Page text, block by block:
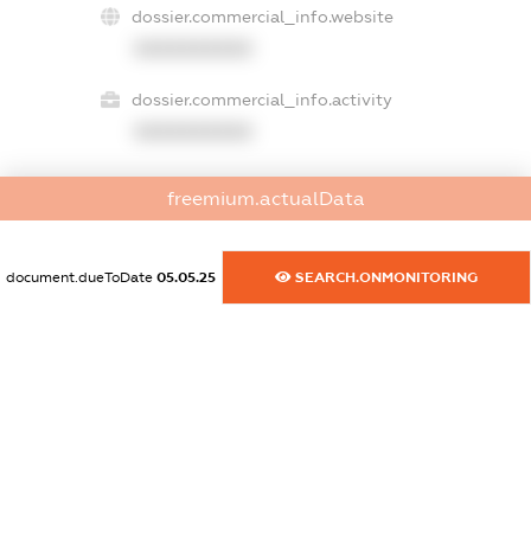
dossier.commercial_info.website
dossier.commercial_info.activity
freemium.exampleText_2
freemium.anonymousPerSearch2
freemium.actualData
document.dueToDate 05.05.25 SEARCH.ONMONITORING